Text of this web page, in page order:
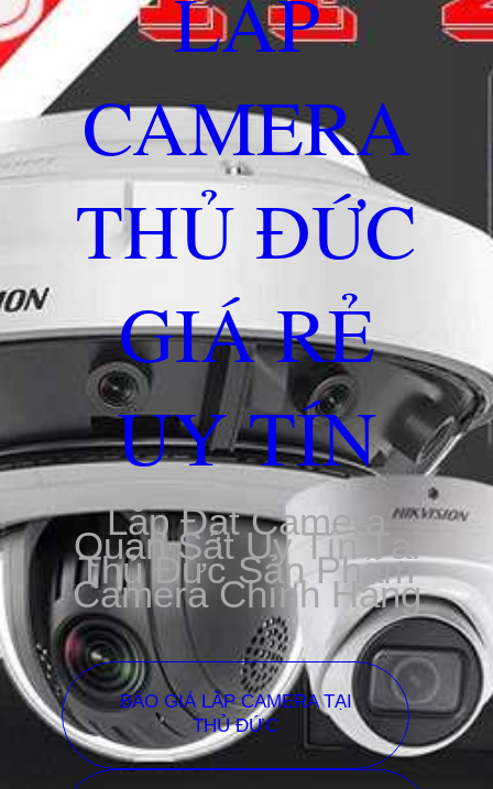
LẮP
CAMERA
THỦ ĐỨC
GIÁ RẺ
UY TÍN
Lắp Đặt Camera
Quan Sát Uy Tín Tại
Thủ Đức Sản Phẩm
Camera Chính Hãng
BÁO GIÁ LẮP CAMERA TẠI
THỦ ĐỨC